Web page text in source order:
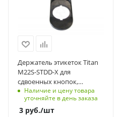
Срок поставки под
6-8 недель
Количество в упаковке
Единицы измерения
шт
Держатель этикеток Titan
M22S-STDD-X для
сдвоенных кнопок,
h=75мм
Наличие и цену товара
уточняйте в день заказа
3 руб./шт